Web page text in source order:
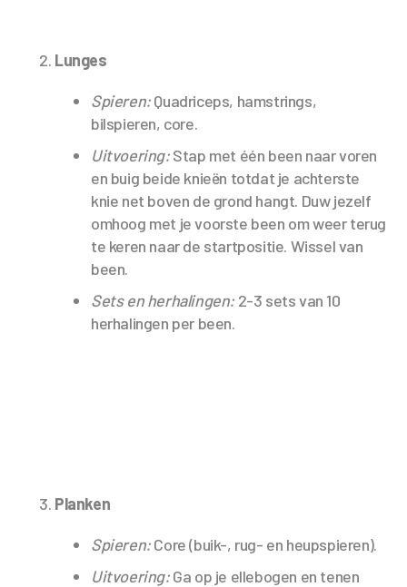
Lunges
Spieren:Quadriceps, hamstrings,
bilspieren, core.
Uitvoering:Stap met één been naar voren
en buig beide knieën totdat je achterste
knie net boven de grond hangt. Duw jezelf
omhoog met je voorste been om weer terug
te keren naar de startpositie. Wissel van
been.
Sets en herhalingen: 2-3 sets van 10
herhalingen per been.
Planken
Spieren:Core (buik-, rug- en heupspieren).
Uitvoering:Ga op je ellebogen en tenen